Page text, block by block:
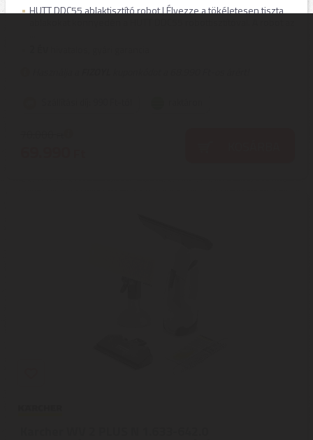
HUTT DDC55 ablaktisztító robot | Élvezze a tökéletesen tiszta